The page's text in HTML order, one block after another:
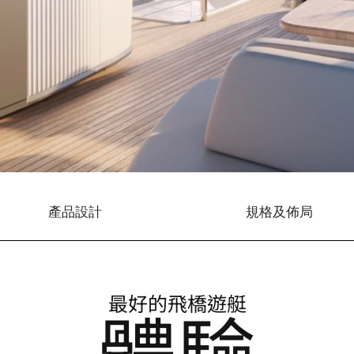
產品設計 規格及佈局
最好的飛橋遊艇